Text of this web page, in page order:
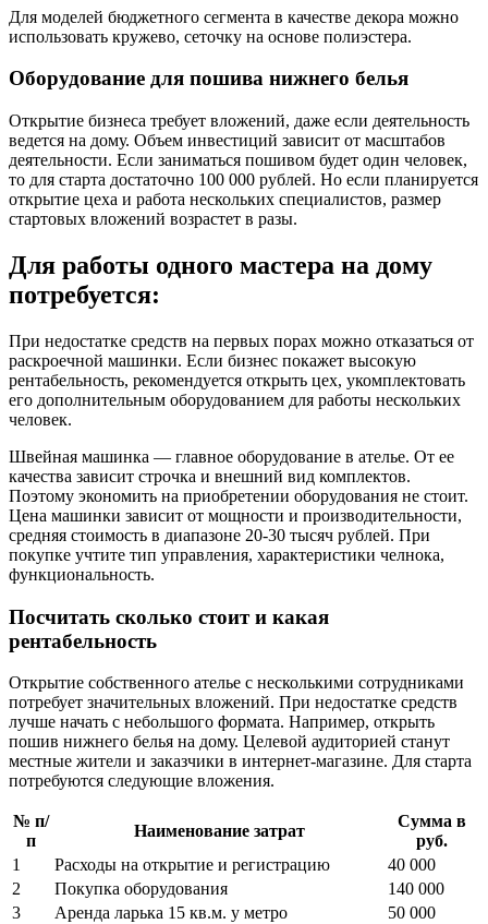
Для моделей бюджетного сегмента в качестве декора можно
использовать кружево, сеточку на основе полиэстера.
Оборудование для пошива нижнего белья
Открытие бизнеса требует вложений, даже если деятельность
ведется на дому. Объем инвестиций зависит от масштабов
деятельности. Если заниматься пошивом будет один человек,
то для старта достаточно 100 000 рублей. Но если планируется
открытие цеха и работа нескольких специалистов, размер
стартовых вложений возрастет в разы.
Для работы одного мастера на дому
потребуется:
При недостатке средств на первых порах можно отказаться от
раскроечной машинки. Если бизнес покажет высокую
рентабельность, рекомендуется открыть цех, укомплектовать
его дополнительным оборудованием для работы нескольких
человек.
Швейная машинка — главное оборудование в ателье. От ее
качества зависит строчка и внешний вид комплектов.
Поэтому экономить на приобретении оборудования не стоит.
Цена машинки зависит от мощности и производительности,
средняя стоимость в диапазоне 20-30 тысяч рублей. При
покупке учтите тип управления, характеристики челнока,
функциональность.
Посчитать сколько стоит и какая
рентабельность
Открытие собственного ателье с несколькими сотрудниками
потребует значительных вложений. При недостатке средств
лучше начать с небольшого формата. Например, открыть
пошив нижнего белья на дому. Целевой аудиторией станут
местные жители и заказчики в интернет-магазине. Для старта
потребуются следующие вложения.
№ п/
п
Наименование затрат
Сумма в
руб.
1
Расходы на открытие и регистрацию
40 000
2
Покупка оборудования
140 000
3
Аренда ларька 15 кв.м. у метро
50 000